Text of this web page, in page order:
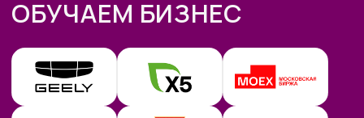
Разберем, на каких задачах
подработкуот 30 т.р. с помощью
простых ИИ-инструментов и все
это:
✔Без технического бэкграунда
Без смены профессии и опыта